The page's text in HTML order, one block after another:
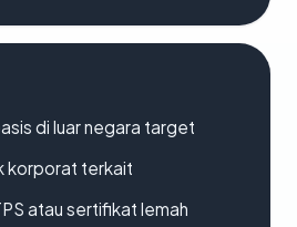
di luar negara target
korporat terkait
atau sertifikat lemah